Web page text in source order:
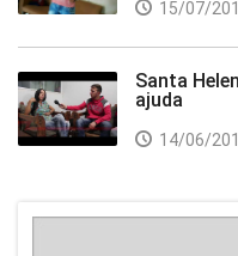
15/07/
Santa
ajuda
14/06/